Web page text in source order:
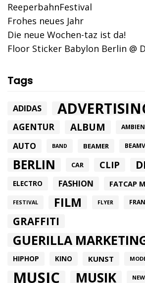
ReeperbahnFestival
Frohes neues Jahr
Die neue Wochen-taz ist da!
Floor Sticker Babylon Berlin @
Tags
ADIDAS
AGENTUR ALBUM
AUTO BAND BEAMER
BERLIN CAR CLIP
ELECTRO FASHION FATCAP
FESTIVAL FILM FLYER
GRAFFITI
GUERILLA
HIPHOP KINO KUNST
MUSIC MUSIK